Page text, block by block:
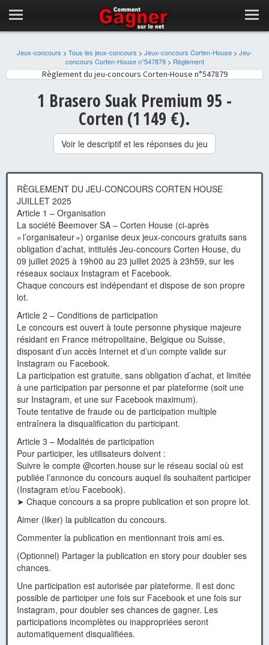
Jeux-concours > Tous les jeux-concours > Jeux-concours Corten-House > Jeu-
concours Corten-House n°547879> Règlement
Règlement du jeu-concours Corten-House n°547879
1 Brasero Suak Premium 95 -
Corten (1 149 €).
Voir le descriptif et les réponses du jeu
RÈGLEMENT DU JEU-CONCOURS CORTEN HOUSE
JUILLET 2025
Article 1 – Organisation
La société Beemover SA – Corten House (ci-après
« l’organisateur ») organise deux jeux-concours gratuits sans
obligation d’achat, intitulés Jeu-concours Corten House, du
09 juillet 2025 à 19h00 au 23 juillet 2025 à 23h59, sur les
réseaux sociaux Instagram et Facebook.
Chaque concours est indépendant et dispose de son propre
lot.
Article 2 – Conditions de participation
Le concours est ouvert à toute personne physique majeure
résidant en France métropolitaine, Belgique ou Suisse,
disposant d’un accès Internet et d’un compte valide sur
Instagram ou Facebook.
La participation est gratuite, sans obligation d’achat, et limitée
à une participation par personne et par plateforme (soit une
sur Instagram, et une sur Facebook maximum).
Toute tentative de fraude ou de participation multiple
entraînera la disqualification du participant.
Article 3 – Modalités de participation
Pour participer, les utilisateurs doivent :
Suivre le compte @corten.house sur le réseau social où est
publiée l’annonce du concours auquel ils souhaitent participer
(Instagram et/ou Facebook).
➤ Chaque concours a sa propre publication et son propre lot.
Aimer (liker) la publication du concours.
Commenter la publication en mentionnant trois ami·es.
(Optionnel) Partager la publication en story pour doubler ses
chances.
Une participation est autorisée par plateforme. Il est donc
possible de participer une fois sur Facebook et une fois sur
Instagram, pour doubler ses chances de gagner. Les
participations incomplètes ou inappropriées seront
automatiquement disqualifiées.